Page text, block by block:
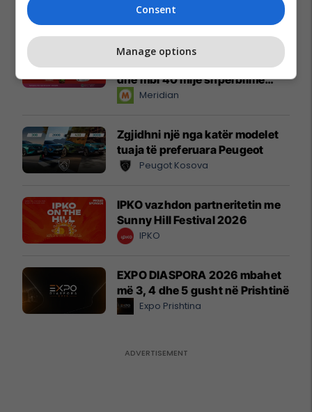
Reklamo këtu
Këtë herë me kartelë
gërvishtëse plotësisht digjitale
dhe mbi 40 mijë shpërblime
instant!Meridian
Zgjidhni një nga katër modelet
tuaja të preferuara Peugeot
Peugot Kosova
IPKO vazhdon partneritetin me
Sunny Hill Festival 2026
IPKO
EXPO DIASPORA 2026 mbahet
më 3, 4 dhe 5 gusht në Prishtinë
Expo Prishtina
Consent
Manage options